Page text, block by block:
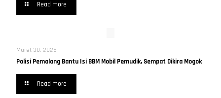
Read more
Maret 30, 2026
Polisi Pemalang Bantu Isi BBM Mobil Pemudik, Sempat Dikira Mogok
Read more